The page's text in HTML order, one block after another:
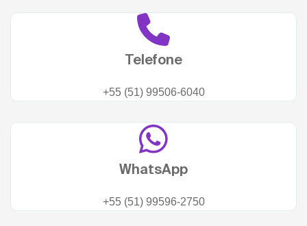
Telefone
+55 (51) 99506-6040
WhatsApp
+55 (51) 99596-2750